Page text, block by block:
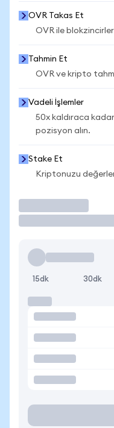
OVR Takas Et
OVR ile
Tahmin Et
OVR ve kripto
Vadeli İşlemler
50x kaldıraca
pozisyon alın.
Stake Et
Kriptonuzu
15dk 30dk